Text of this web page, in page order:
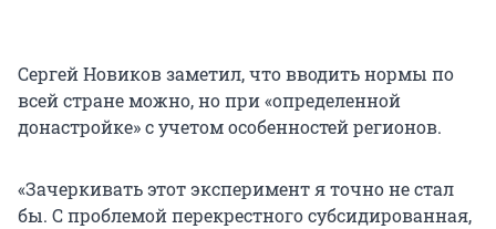
Сергей Новиков заметил, что вводить нормы по
всей стране можно, но при «определенной
донастройке» с учетом особенностей регионов.
«Зачеркивать этот эксперимент я точно не стал
бы. С проблемой перекрестного субсидированная,